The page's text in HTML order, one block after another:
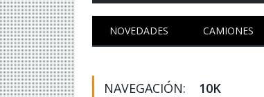
NOVEDADES CAMIONES
NAVEGACIÓN: 10K